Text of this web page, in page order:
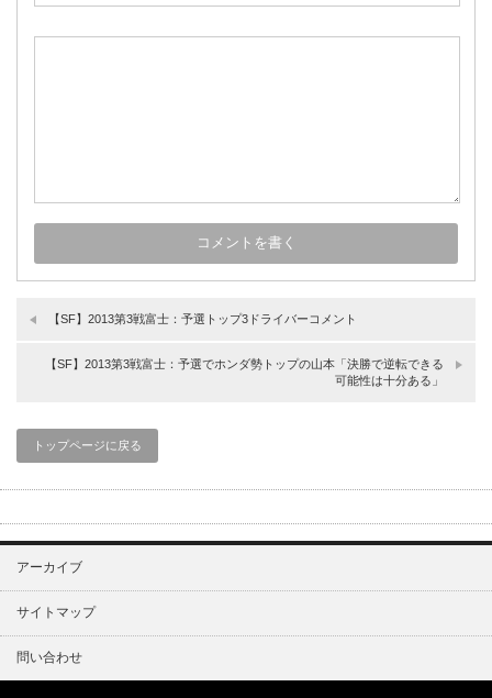
【SF】2013第3戦富士：予選トップ3ドライバーコメント
【SF】2013第3戦富士：予選でホンダ勢トップの山本「決勝で逆転できる
可能性は十分ある」
トップページに戻る
アーカイブ
サイトマップ
問い合わせ